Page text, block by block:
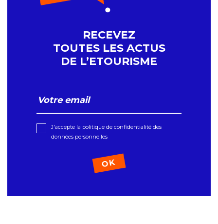
RECEVEZ
TOUTES LES ACTUS
DE L’ETOURISME
J'accepte la politique de confidentialité des
données personnelles